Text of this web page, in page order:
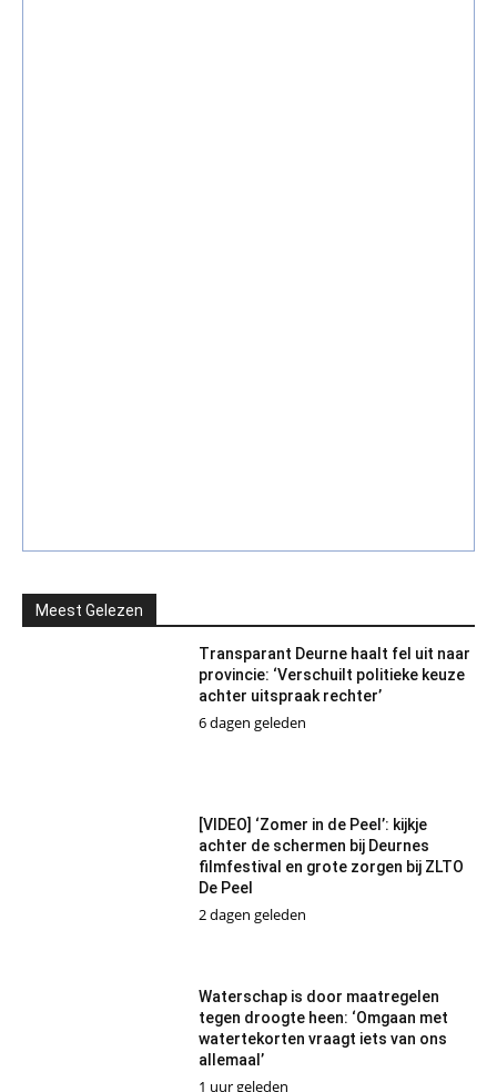
Meest Gelezen
Transparant Deurne haalt fel uit naar
provincie: ‘Verschuilt politieke keuze
achter uitspraak rechter’
6 dagen geleden
[VIDEO] ‘Zomer in de Peel’: kijkje
achter de schermen bij Deurnes
filmfestival en grote zorgen bij ZLTO
De Peel
2 dagen geleden
Waterschap is door maatregelen
tegen droogte heen: ‘Omgaan met
watertekorten vraagt iets van ons
allemaal’
1 uur geleden